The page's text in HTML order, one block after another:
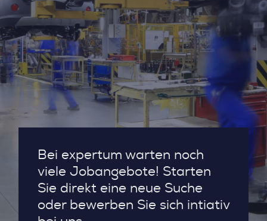
Bei expertum warten noch
viele Jobangebote! Starten
Sie direkt eine neue Suche
oder bewerben Sie sich intiativ